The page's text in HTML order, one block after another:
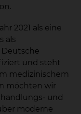
2021 als eine
als
und steht
medizinischem
möchten wir
und
moderne